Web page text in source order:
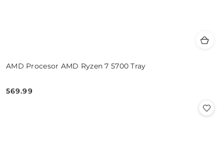
AMD Procesor AMD Ryzen 7 5700 Tray
Cena:
569.99